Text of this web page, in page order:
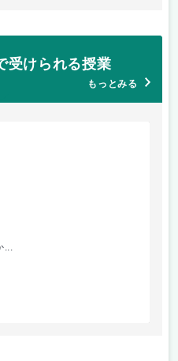
受けられる授業
もっとみる
...